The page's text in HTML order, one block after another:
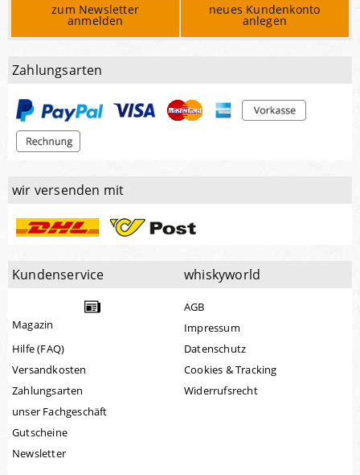
zum Newsletter
anmelden
neues Kundenkonto
anlegen
Zahlungsarten
wir versenden mit
Kundenservice
Magazin
Hilfe (FAQ)
Versandkosten
Zahlungsarten
unser Fachgeschäft
Gutscheine
Newsletter
whiskyworld
AGB
Impressum
Datenschutz
Cookies & Tracking
Widerrufsrecht